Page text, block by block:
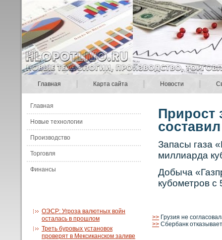
Главная Карта сайта Новости
Главная
Новые технологии
Производство
Торговля
Финансы
ОЭСР: Угроза валютных войн
осталась в прошлом
Треть буровых установок
проверят в Мексиканском заливе
Прирост
Запасы газа
миллиарда
Добыча
кубοметрοв с
>> Грузия не
>> Сбербанк